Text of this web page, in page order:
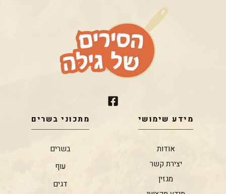
מידע שימושי
אודות
יצירת קשר
מגזין
מתכוני בשרים
בשרים
עוף
דגים